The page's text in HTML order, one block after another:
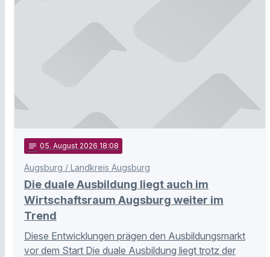
notes 05. August 2026 18:08
Augsburg / Landkreis Augsburg
Die duale Ausbildung liegt auch im
Wirtschaftsraum Augsburg weiter im
Trend
Diese Entwicklungen prägen den Ausbildungsmarkt
vor dem Start Die duale Ausbildung liegt trotz der